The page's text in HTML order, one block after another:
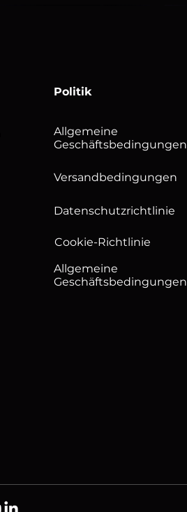
Latenz
Politik
Allgemeine
Geschäftsbedingungen
Versandbedingungen
Datenschutzrichtlinie
Cookie-Richtlinie
Allgemeine
Geschäftsbedingungen